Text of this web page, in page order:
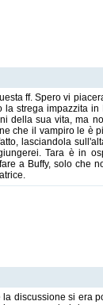
ff. Spero vi
strega impazzita
della sua vita, ma
che il vampiro le è
lasciandola
Tara è in
a Buffy, solo che
discussione si era